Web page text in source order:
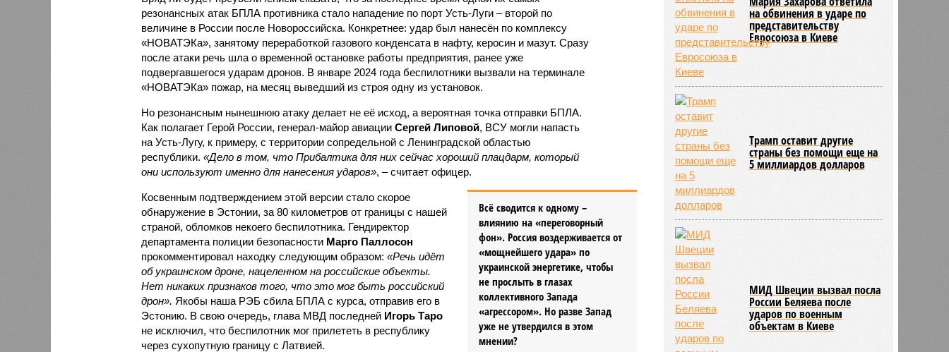
резонансных атак БПЛА противника стало нападение по порт Усть-Луги – второй по
величине в России после Новороссийска. Конкретнее: удар был нанесён по комплексу
«НОВАТЭКа», занятому переработкой газового конденсата в нафту, керосин и мазут. Сразу
после атаки речь шла о временной остановке работы предприятия, ранее уже
подвергавшегося ударам дронов. В январе 2024 года беспилотники вызвали на терминале
«НОВАТЭКа» пожар, на месяц выведший из строя одну из установок.
Но резонансным нынешнюю атаку делает не её исход, а вероятная точка отправки БПЛА.
Как полагает Герой России, генерал-майор авиации Сергей Липовой, ВСУ могли напасть
на Усть-Лугу, к примеру, с территории сопредельной с Ленинградской областью
республики. «Дело в том, что Прибалтика для них сейчас хороший плацдарм, который
они используют именно для нанесения ударов», – считает офицер.
Всё сводится к одному –
влиянию на «переговорный
фон». Россия воздерживается от
«мощнейшего удара» по
украинской энергетике, чтобы
не прослыть в глазах
коллективного Запада
«агрессором». Но разве Запад
уже не утвердился в этом
мнении?
Косвенным подтверждением этой версии стало скорое
обнаружение в Эстонии, за 80 километров от границы с нашей
страной, обломков некоего беспилотника. Гендиректор
департамента полиции безопасностиМарго Паллосон
прокомментировал находку следующим образом: «Речь идёт
об украинском дроне, нацеленном на российские объекты.
Нет никаких признаков того, что это мог быть российский
дрон». Якобы наша РЭБ сбила БПЛА с курса, отправив его в
Эстонию. В свою очередь, глава МВД последнейИгорь Таро
не исключил, что беспилотник мог прилететь в республику
через сухопутную границу с Латвией.
на обвинения в ударе по
представительству
Евросоюза в Киеве
Трамп оставит другие
страны без помощи еще на
5 миллиардов долларов
МИД Швеции вызвал посла
России Беляева после
ударов по военным
объектам в Киеве